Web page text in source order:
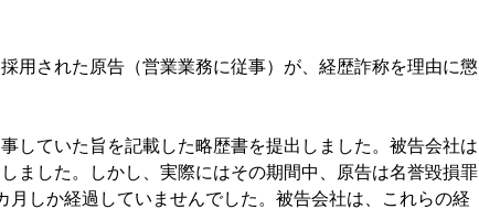
された原告（営業業務に従事）が、経歴詐称を理由に懲
ていた旨を記載した略歴書を提出しました。被告会社は
ました。しかし、実際にはその期間中、原告は名誉毀損罪
しか経過していませんでした。被告会社は、これらの経